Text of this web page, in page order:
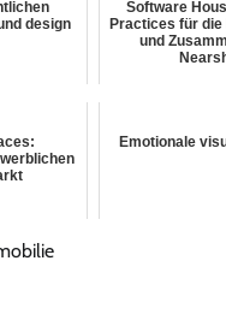
design
Software
Practices für
und
Emotionale